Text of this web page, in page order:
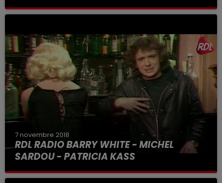
7 novembre 2018
RDL RADIO BARRY WHITE - MICHEL
SARDOU - PATRICIA KASS